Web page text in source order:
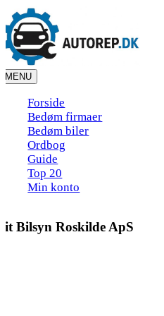
Skip
to
content
MENU
Forside
Bedøm firmaer
Bedøm biler
Ordbog
Guide
Top 20
Min konto
Bilsyn Roskilde ApS